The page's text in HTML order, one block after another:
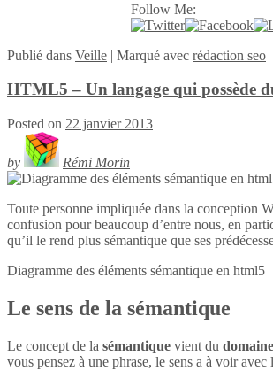
Follow Me:
Publié dans Veille | Marqué avec rédaction seo
HTML5 – Un langage qui possède
Posted on 22 janvier 2013
by Rémi Morin
Toute personne impliquée dans la conception
confusion pour beaucoup d’entre nous, en
qu’il le rend plus sémantique que ses
Diagramme des éléments sémantique en html5
Le sens de la sémantique
Le concept de la sémantique vient du
vous pensez à une phrase, le sens a à voir